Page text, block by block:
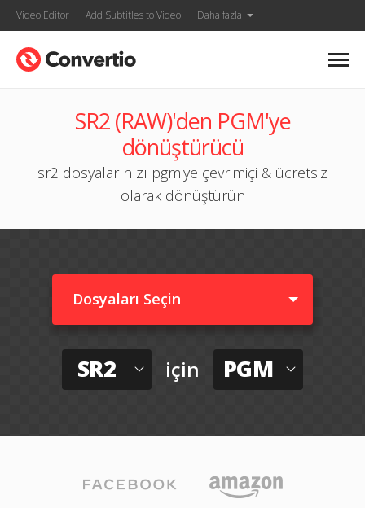
Video Editor Add Subtitles to Video Daha fazla
SR2 (RAW)'den PGM'ye
dönüştürücü
sr2 dosyalarınızı pgm'ye çevrimiçi & ücretsiz
olarak dönüştürün
Dosyaları Seçin
SR2 için PGM